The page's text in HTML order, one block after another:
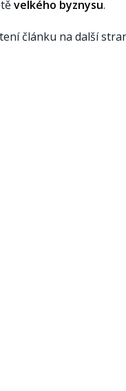
velkého byznysu.
článku na další